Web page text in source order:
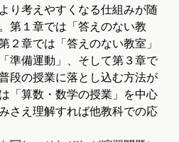
り考えやすくなる仕組みが随
第１章では「答えのない教
２章では「答えのない教室」
準備運動」、そして第３章で
段の授業に落とし込む方法が
「算数・数学の授業」を中心
さえ理解すれば他教科での応